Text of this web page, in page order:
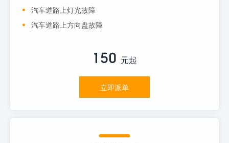
汽车道路上灯光故障
汽车道路上方向盘故障
150 元起
立即派单